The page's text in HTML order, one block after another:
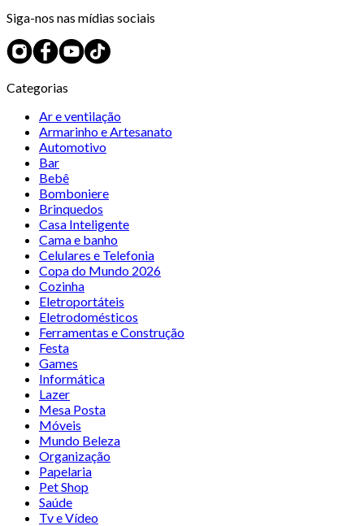
Siga-nos nas mídias sociais
Categorias
Ar e ventilação
Armarinho e Artesanato
Automotivo
Bar
Bebê
Bomboniere
Brinquedos
Casa Inteligente
Cama e banho
Celulares e Telefonia
Copa do Mundo 2026
Cozinha
Eletroportáteis
Eletrodomésticos
Ferramentas e Construção
Festa
Games
Informática
Lazer
Mesa Posta
Móveis
Mundo Beleza
Organização
Papelaria
Pet Shop
Saúde
Tv e Vídeo